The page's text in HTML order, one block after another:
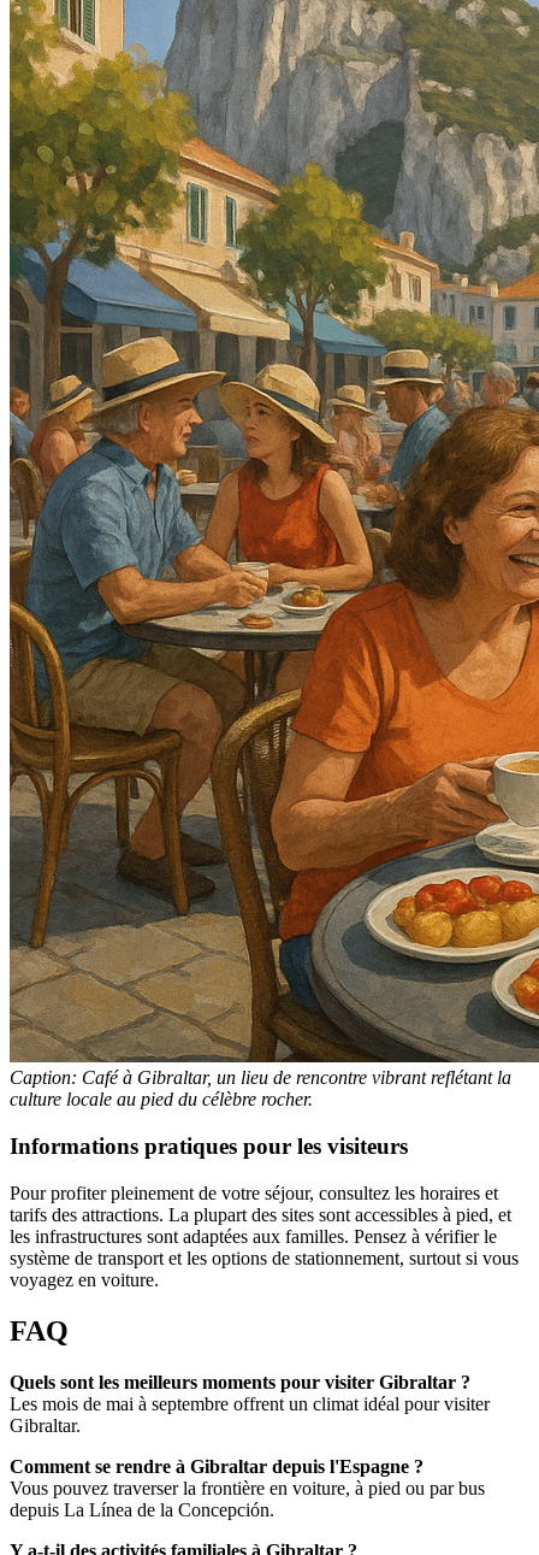
Caption: Café à Gibraltar, un lieu de rencontre vibrant reflétant la
culture locale au pied du célèbre rocher.
Informations pratiques pour les visiteurs
Pour profiter pleinement de votre séjour, consultez les horaires et
tarifs des attractions. La plupart des sites sont accessibles à pied, et
les infrastructures sont adaptées aux familles. Pensez à vérifier le
système de transport et les options de stationnement, surtout si vous
voyagez en voiture.
FAQ
Quels sont les meilleurs moments pour visiter Gibraltar ?
Les mois de mai à septembre offrent un climat idéal pour visiter
Gibraltar.
Comment se rendre à Gibraltar depuis l'Espagne ?
Vous pouvez traverser la frontière en voiture, à pied ou par bus
depuis La Línea de la Concepción.
Y a-t-il des activités familiales à Gibraltar ?